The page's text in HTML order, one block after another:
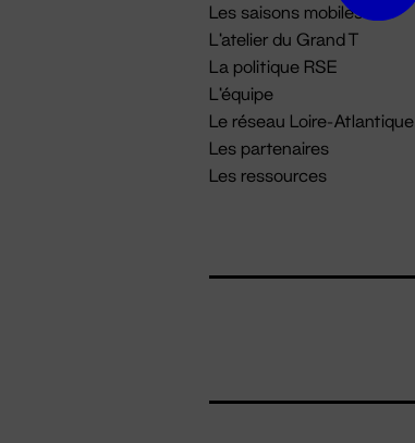
Les saisons mobiles
L'atelier du Grand T
La politique RSE
L'équipe
Le réseau Loire-Atlantique
Les partenaires
Les ressources